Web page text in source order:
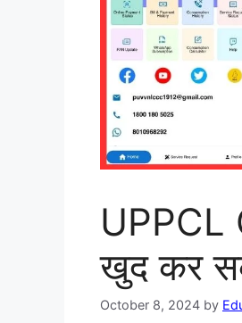
UPPCL
खुद कर
October 8, 2024 by